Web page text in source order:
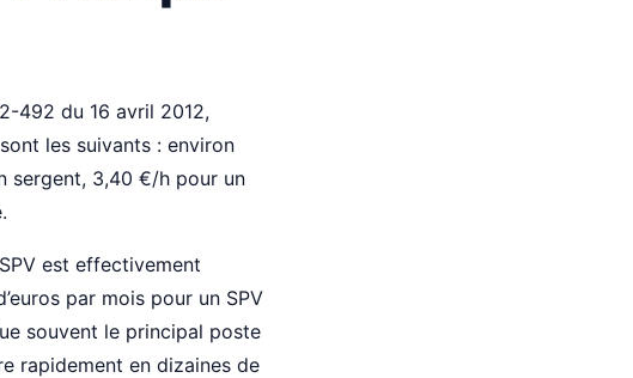
492 du 16 avril 2012,
les suivants : environ
sergent, 3,40 €/h pour un
est effectivement
par mois pour un SPV
souvent le principal poste
rapidement en dizaines de